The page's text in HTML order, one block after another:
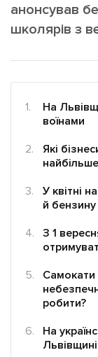
Ініціативи
[email
Політика
Наші соц мережі
анонсував
школярів з
На
воїнами
Які
У квітні
й
З 1
Самокати
робити?
На